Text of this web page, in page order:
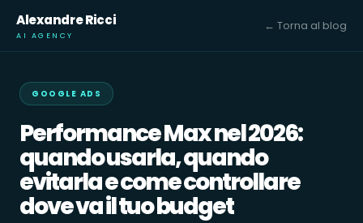
Alexandre Ricci
AI AGENCY
← Torna al blog
GOOGLE ADS
Performance Max nel 2026:
quando usarla, quando
evitarla e come controllare
dove va il tuo budget